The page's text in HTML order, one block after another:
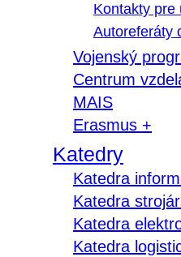
Kontakty pre
Autoreferáty
Vojenský
Centrum
MAIS
Erasmus +
Katedry
Katedra
Katedra
Katedra
Katedra